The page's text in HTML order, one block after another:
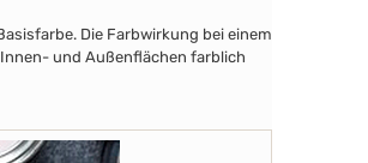
Die Farbwirkung bei einem
und Außenflächen farblich